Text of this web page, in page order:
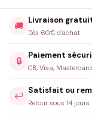
🚚
Livraison
Dès 60€ d'achat
🔒
Paiement
CB, Visa, Mastercard
↩️
Satisfait ou
Retour sous 14 jours